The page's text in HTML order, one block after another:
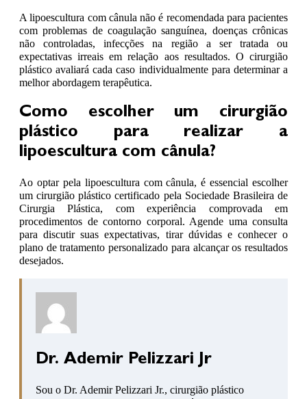
A lipoescultura com cânula não é recomendada para pacientes
com problemas de coagulação sanguínea, doenças crônicas
não controladas, infecções na região a ser tratada ou
expectativas irreais em relação aos resultados. O cirurgião
plástico avaliará cada caso individualmente para determinar a
melhor abordagem terapêutica.
Como escolher um cirurgião
plástico para realizar a
lipoescultura com cânula?
Ao optar pela lipoescultura com cânula, é essencial escolher
um cirurgião plástico certificado pela Sociedade Brasileira de
Cirurgia Plástica, com experiência comprovada em
procedimentos de contorno corporal. Agende uma consulta
para discutir suas expectativas, tirar dúvidas e conhecer o
plano de tratamento personalizado para alcançar os resultados
desejados.
Dr. Ademir Pelizzari Jr
Sou o Dr. Ademir Pelizzari Jr., cirurgião plástico